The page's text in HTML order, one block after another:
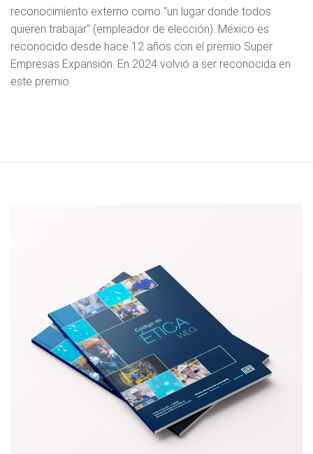
reconocimiento externo como "un lugar donde todos
quieren trabajar" (empleador de elección). México es
reconocido desde hace 12 años con el premio Super
Empresas Expansión. En 2024 volvió a ser reconocida en
este premio.